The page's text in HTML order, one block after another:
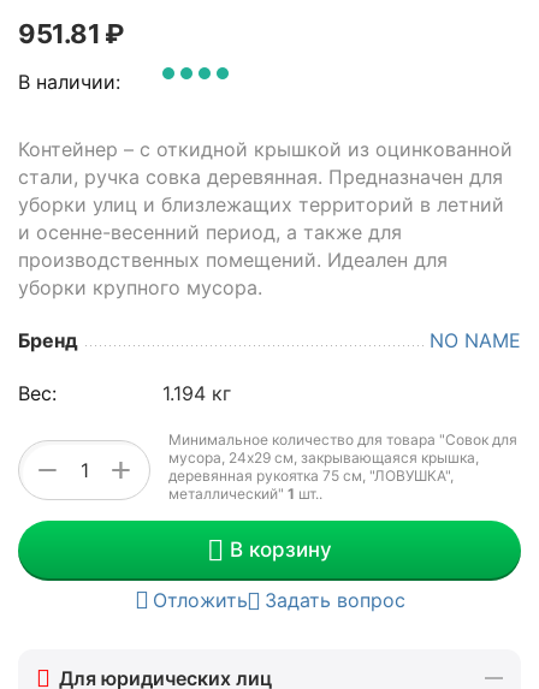
951.81 ₽
В наличии:
Контейнер – с откидной крышкой из оцинкованной
стали, ручка совка деревянная. Предназначен для
уборки улиц и близлежащих территорий в летний
и осенне-весенний период, а также для
производственных помещений. Идеален для
уборки крупного мусора.
Бренд NO NAME
Вес: 1.194 кг
+
−
Минимальное количество для товара "Совок для
мусора, 24х29 см, закрывающаяся крышка,
деревянная рукоятка 75 см, "ЛОВУШКА",
металлический" 1 шт..
В корзину
Отложить Задать вопрос
Для юридических лиц